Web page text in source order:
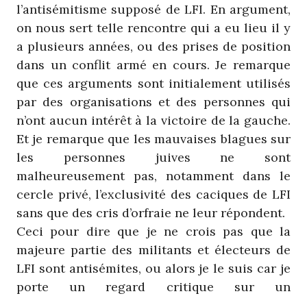
l’antisémitisme supposé de LFI. En argument,
on nous sert telle rencontre qui a eu lieu il y
a plusieurs années, ou des prises de position
dans un conflit armé en cours. Je remarque
que ces arguments sont initialement utilisés
par des organisations et des personnes qui
n’ont aucun intérêt à la victoire de la gauche.
Et je remarque que les mauvaises blagues sur
les personnes juives ne sont
malheureusement pas, notamment dans le
cercle privé, l’exclusivité des caciques de LFI
sans que des cris d’orfraie ne leur répondent.
Ceci pour dire que je ne crois pas que la
majeure partie des militants et électeurs de
LFI sont antisémites, ou alors je le suis car je
porte un regard critique sur un